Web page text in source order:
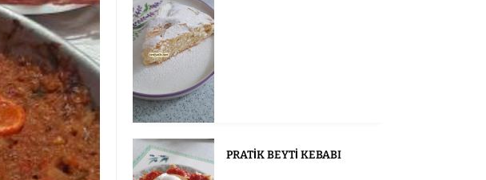
PRATİK BEYTİ KEBABI